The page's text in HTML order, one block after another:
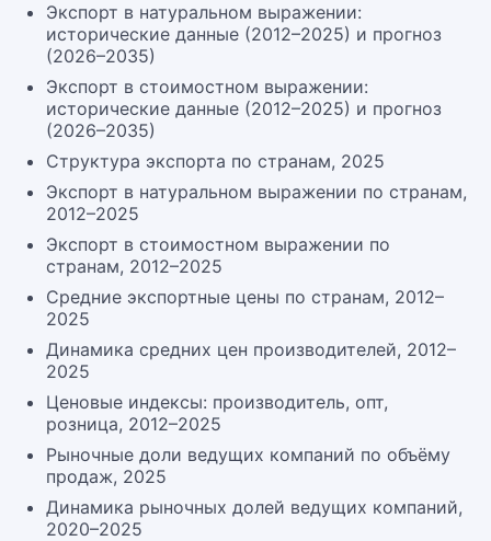
Экспорт в натуральном выражении:
исторические данные (2012–2025) и прогноз
(2026–2035)
Экспорт в стоимостном выражении:
исторические данные (2012–2025) и прогноз
(2026–2035)
Структура экспорта по странам, 2025
Экспорт в натуральном выражении по странам,
2012–2025
Экспорт в стоимостном выражении по
странам, 2012–2025
Средние экспортные цены по странам, 2012–
2025
Динамика средних цен производителей, 2012–
2025
Ценовые индексы: производитель, опт,
розница, 2012–2025
Рыночные доли ведущих компаний по объёму
продаж, 2025
Динамика рыночных долей ведущих компаний,
2020–2025